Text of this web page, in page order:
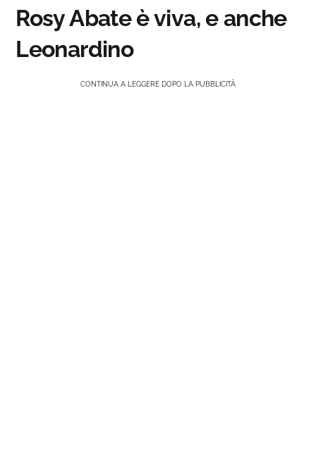
Rosy Abate è viva, e anche
Leonardino
CONTINUA A LEGGERE DOPO LA PUBBLICITÀ